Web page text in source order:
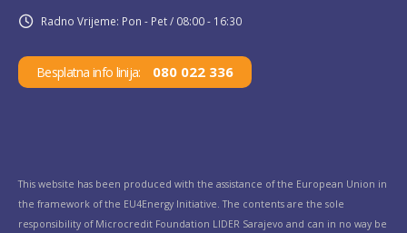
Radno Vrijeme: Pon - Pet / 08:00 - 16:30
Besplatna info linija: 080 022 336
This website has been produced with the assistance of the European Union in
the framework of the EU4Energy Initiative. The contents are the sole
responsibility of Microcredit Foundation LIDER Sarajevo and can in no way be